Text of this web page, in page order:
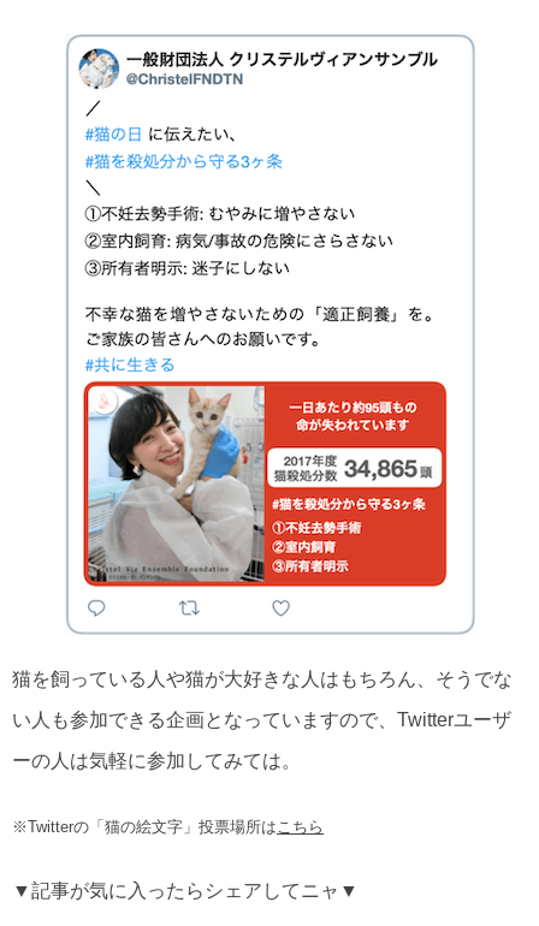
猫を飼っている人や猫が大好きな人はもちろん、そうでな
い人も参加できる企画となっていますので、Twitterユーザ
ーの人は気軽に参加してみては。
※Twitterの「猫の絵文字」投票場所は こちら
▼記事が気に入ったらシェアしてニャ▼